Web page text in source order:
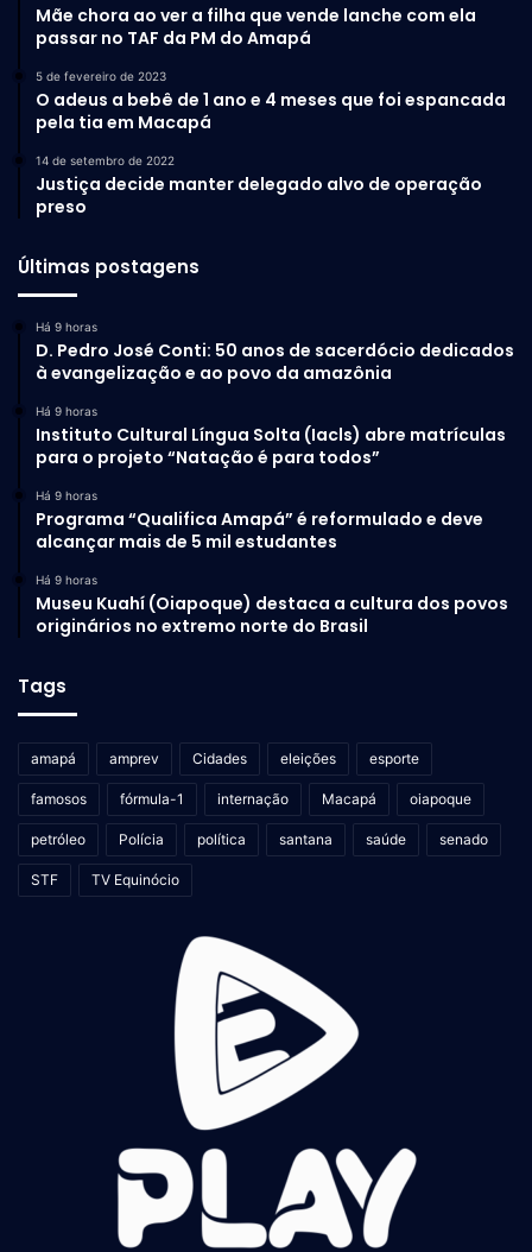
Mãe chora ao ver a filha que vende lanche com ela
passar no TAF da PM do Amapá
5 de fevereiro de 2023
O adeus a bebê de 1 ano e 4 meses que foi espancada
pela tia em Macapá
14 de setembro de 2022
Justiça decide manter delegado alvo de operação
preso
Últimas postagens
Há 9 horas
D. Pedro José Conti: 50 anos de sacerdócio dedicados
à evangelização e ao povo da amazônia
Há 9 horas
Instituto Cultural Língua Solta (Iacls) abre matrículas
para o projeto “Natação é para todos”
Há 9 horas
Programa “Qualifica Amapá” é reformulado e deve
alcançar mais de 5 mil estudantes
Há 9 horas
Museu Kuahí (Oiapoque) destaca a cultura dos povos
originários no extremo norte do Brasil
Tags
amapá amprev Cidades eleições esporte
famosos fórmula-1 internação Macapá oiapoque
petróleo Polícia política santana saúde senado
STF TV Equinócio